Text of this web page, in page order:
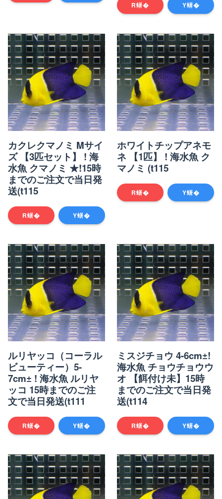
R蠎� Y蠎�
カクレクマノミ Mサイ
ズ 【3匹セット】 ! 海
水魚 クマノミ ★!15時
までのご注文で当日発
送(t115
R蠎� Y蠎�
ホワイトチップアネモ
ネ 【1匹】 ! 海水魚 ク
マノミ (t115
R蠎� Y蠎�
ルリヤッコ（コーラル
ビューティー）5-
7cm± ! 海水魚 ルリヤ
ッコ 15時までのご注
文で当日発送(t111
R蠎� Y蠎�
ミスジチョウ 4-6cm±!
海水魚 チョウチョウウ
オ 【餌付け未】15時
までのご注文で当日発
送(t114
R蠎� Y蠎�